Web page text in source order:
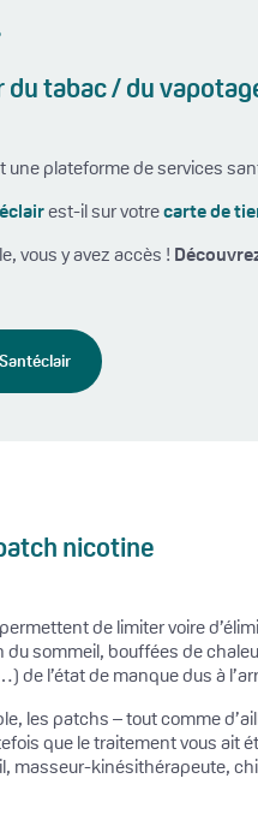
du tabac / du
une plateforme de services
est-il sur votrecarte de
vous y avez accès !
nicotine
de limiter voire
du sommeil, bouffées de
de l’état de manque dus à
les patchs – tout comme
que le traitement vous ait
masseur-kinésithérapeute,